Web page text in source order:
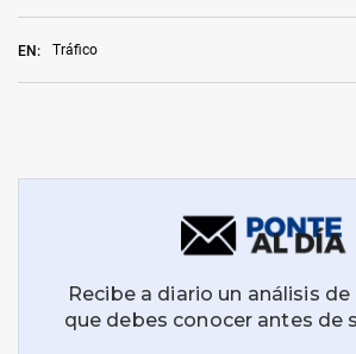
EN: Tráfico